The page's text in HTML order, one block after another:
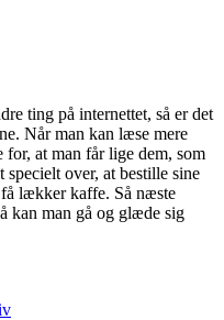
ting på internettet, så er det
Når man kan læse mere
for, at man får lige dem, som
over, at bestille sine
lækker kaffe. Så næste
kan man gå og glæde sig